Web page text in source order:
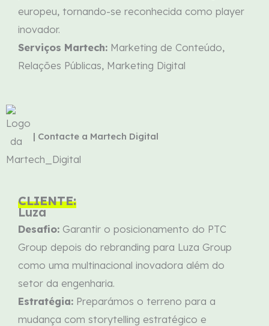
europeu, tornando-se reconhecida como player
inovador.
Serviços Martech: Marketing de Conteúdo,
Relações Públicas, Marketing Digital
| Contacte a Martech Digital
CLIENTE:
Luza
Desafio: Garantir o posicionamento do PTC
Group depois do rebranding para Luza Group
como uma multinacional inovadora além do
setor da engenharia.
Estratégia: Preparámos o terreno para a
mudança com storytelling estratégico e